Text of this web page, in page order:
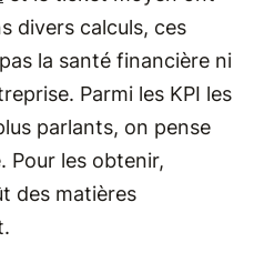
divers calculs, ces
la santé financière ni
Parmi les KPI les
parlants, on pense
Pour les obtenir,
des matières